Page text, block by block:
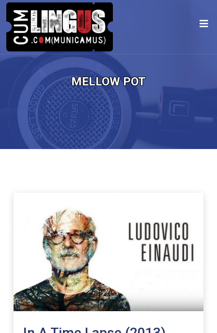
MELLOW POT